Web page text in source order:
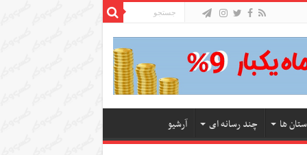
ها چند رسانه ای آرشیو